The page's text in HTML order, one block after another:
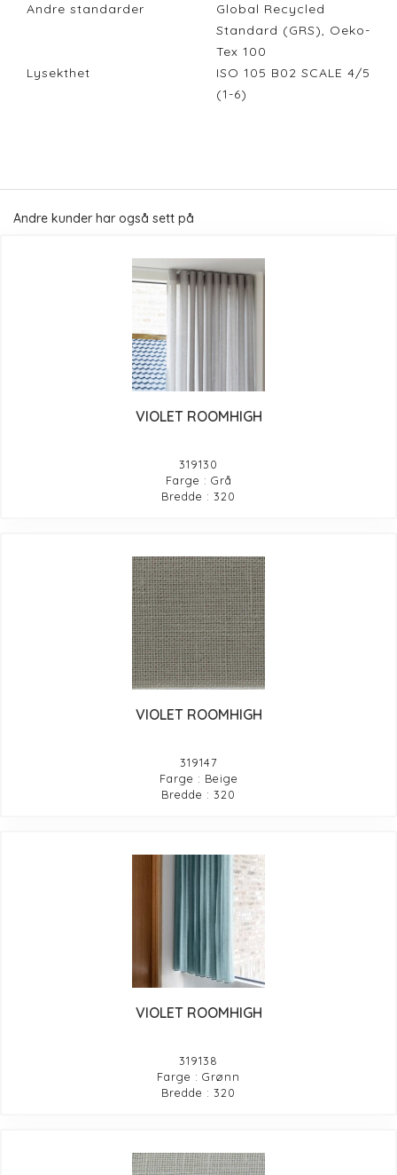
Andre standarder
Global Recycled
Standard (GRS), Oeko-
Tex 100
Lysekthet
ISO 105 B02 SCALE 4/5
(1-6)
Andre kunder har også sett på
VIOLET ROOMHIGH
319130
Farge : Grå
Bredde : 320
VIOLET ROOMHIGH
319147
Farge : Beige
Bredde : 320
VIOLET ROOMHIGH
319138
Farge : Grønn
Bredde : 320